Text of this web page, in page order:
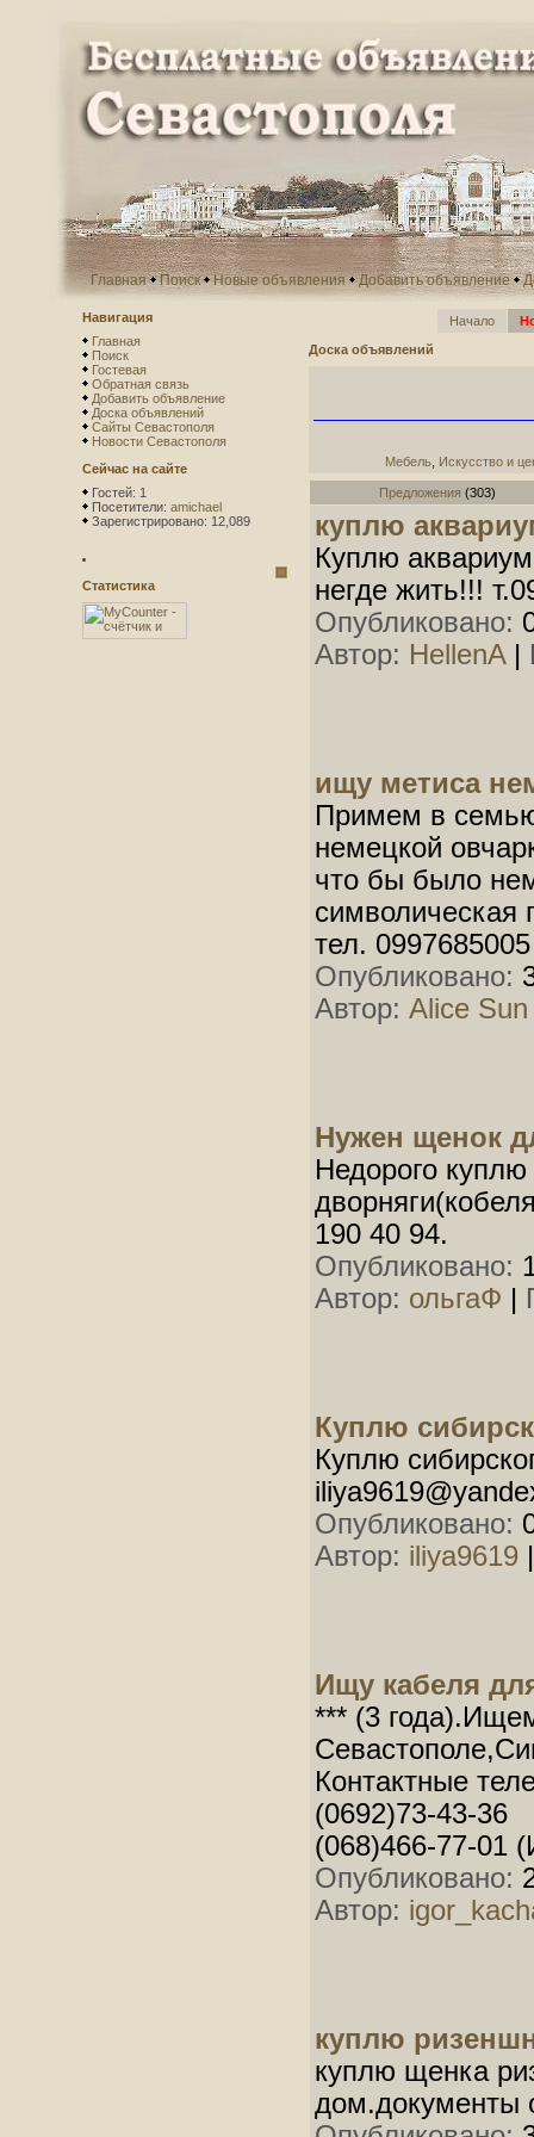
Главная Поиск Новые объявления Добавить объявление
Навигация
Главная
Поиск
Гостевая
Обратная связь
Добавить объявление
Доска объявлений
Сайты Севастополя
Новости Севастополя
Сейчас на сайте
Гостей: 1
Посетители: amichael
Зарегистрировано: 12,089
Статистика
Начало
Доска объявлений
Мебель Искусство и
Предложения (303)
куплю
Куплю
негде жить!!!
Опубликовано:
Автор: HellenA|
ищу метиса
Примем в
немецкой
что бы было
символическая
тел.
Опубликовано:
Автор: Alice Sun
Нужен щенок
Недорого
190 40 94.
Опубликовано:
Автор: ольгаФ |
Куплю
Куплю
Опубликовано:
Автор: iliya9619
Ищу кабеля
*** (3
Контактные
(0692)73-43-36
(068)466-77-01
Опубликовано:
Автор:
куплю
куплю щенка
дом.документы